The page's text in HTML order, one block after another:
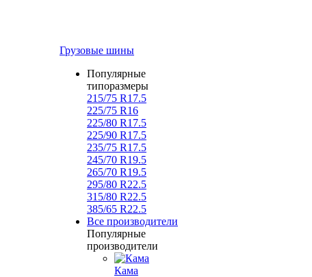
Грузовые шины
Популярные
типоразмеры
215/75 R17.5
225/75 R16
225/80 R17.5
225/90 R17.5
235/75 R17.5
245/70 R19.5
265/70 R19.5
295/80 R22.5
315/80 R22.5
385/65 R22.5
Все производители
Популярные
производители
Кама